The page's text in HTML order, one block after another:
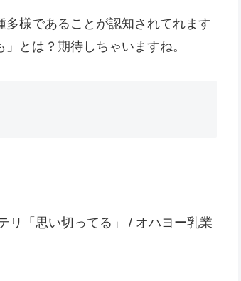
様であることが認知されてれます
とは？期待しちゃいますね。
リ「思い切ってる」 / オハヨー乳業